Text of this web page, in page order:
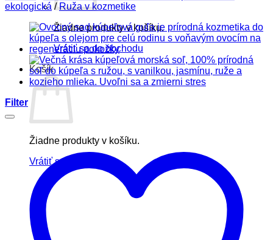
Žiadne produkty v košíku.
Vrátiť sa do obchodu
Košík
Žiadne produkty v košíku.
Vrátiť sa do obchodu
ekologická / Ruža v kozmetike
Filter